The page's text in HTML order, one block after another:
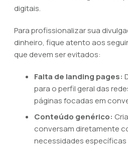
digitais.
Para profissionalizar sua
dinheiro, fique atento aos
que devem ser evitados:
Falta de landing pages:
para o perfil geral das
páginas focadas em
Conteúdo genérico:
conversam diretamente
necessidades